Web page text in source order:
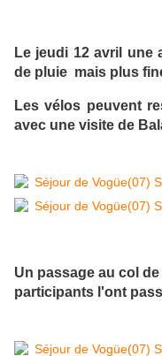
Le jeudi 12 avril une
de pluie mais plus
Les vélos peuvent
avec une visite de
Un passage au col
participants l'ont